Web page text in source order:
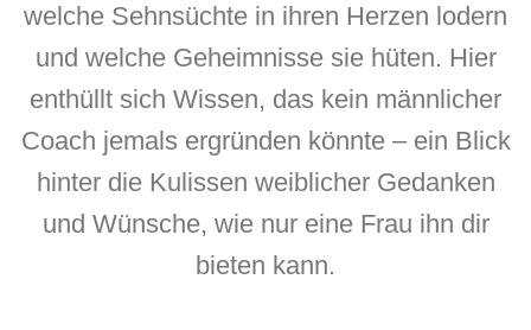
welche Sehnsüchte in ihren Herzen lodern
und welche Geheimnisse sie hüten. Hier
enthüllt sich Wissen, das kein männlicher
Coach jemals ergründen könnte – ein Blick
hinter die Kulissen weiblicher Gedanken
und Wünsche, wie nur eine Frau ihn dir
bieten kann.